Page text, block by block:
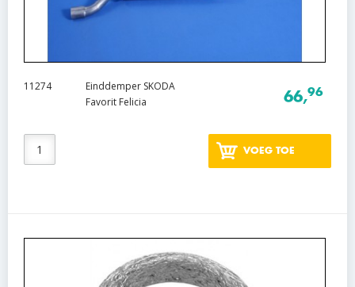
11274
Einddemper SKODA
Favorit Felicia
66,96
VOEG TOE